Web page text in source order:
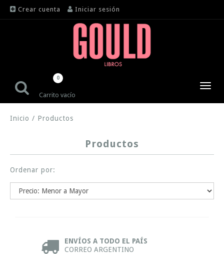
Crear cuenta Iniciar sesión
Carrito vacío
0
Inicio / Productos
Productos
Ordenar por:
ENVÍOS A TODO EL PAÍS
CORREO ARGENTINO